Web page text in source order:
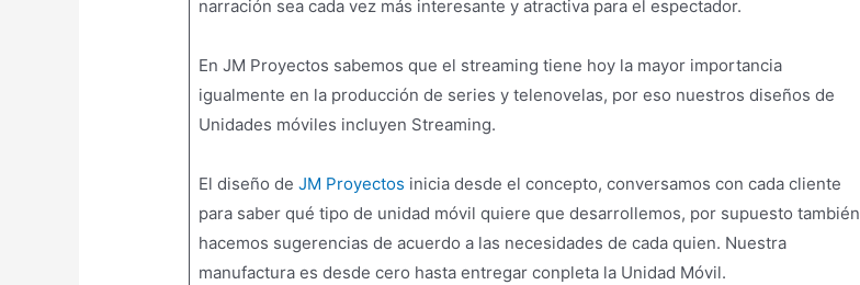
narración sea cada vez más interesante y atractiva para el espectador.
En JM Proyectos sabemos que el streaming tiene hoy la mayor importancia
igualmente en la producción de series y telenovelas, por eso nuestros diseños de
Unidades móviles incluyen Streaming.
El diseño de JM Proyectos inicia desde el concepto, conversamos con cada cliente
para saber qué tipo de unidad móvil quiere que desarrollemos, por supuesto también
hacemos sugerencias de acuerdo a las necesidades de cada quien. Nuestra
manufactura es desde cero hasta entregar conpleta la Unidad Móvil.